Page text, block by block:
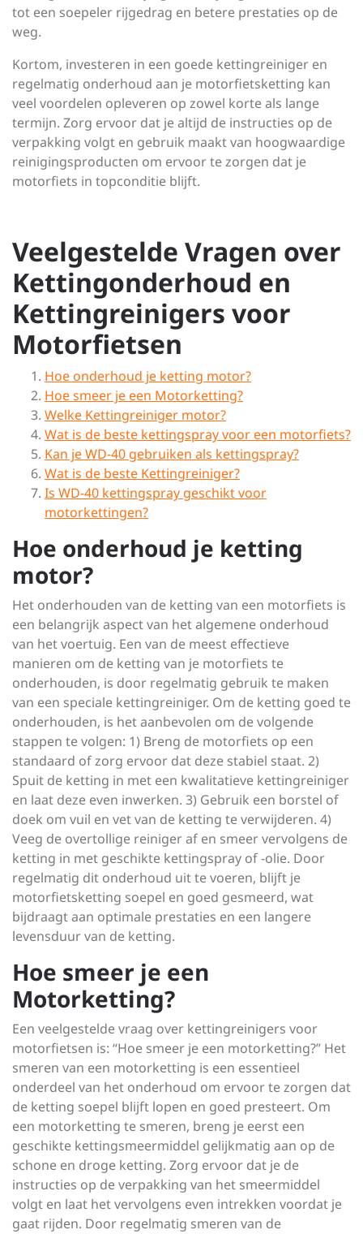
tot een soepeler rijgedrag en betere prestaties op de
weg.
Kortom, investeren in een goede kettingreiniger en
regelmatig onderhoud aan je motorfietsketting kan
veel voordelen opleveren op zowel korte als lange
termijn. Zorg ervoor dat je altijd de instructies op de
verpakking volgt en gebruik maakt van hoogwaardige
reinigingsproducten om ervoor te zorgen dat je
motorfiets in topconditie blijft.
Veelgestelde Vragen over
Kettingonderhoud en
Kettingreinigers voor
Motorfietsen
Hoe onderhoud je ketting motor?
Hoe smeer je een Motorketting?
Welke Kettingreiniger motor?
Wat is de beste kettingspray voor een motorfiets?
Kan je WD-40 gebruiken als kettingspray?
Wat is de beste Kettingreiniger?
Is WD-40 kettingspray geschikt voor
motorkettingen?
Hoe onderhoud je ketting
motor?
Het onderhouden van de ketting van een motorfiets is
een belangrijk aspect van het algemene onderhoud
van het voertuig. Een van de meest effectieve
manieren om de ketting van je motorfiets te
onderhouden, is door regelmatig gebruik te maken
van een speciale kettingreiniger. Om de ketting goed te
onderhouden, is het aanbevolen om de volgende
stappen te volgen: 1) Breng de motorfiets op een
standaard of zorg ervoor dat deze stabiel staat. 2)
Spuit de ketting in met een kwalitatieve kettingreiniger
en laat deze even inwerken. 3) Gebruik een borstel of
doek om vuil en vet van de ketting te verwijderen. 4)
Veeg de overtollige reiniger af en smeer vervolgens de
ketting in met geschikte kettingspray of -olie. Door
regelmatig dit onderhoud uit te voeren, blijft je
motorfietsketting soepel en goed gesmeerd, wat
bijdraagt aan optimale prestaties en een langere
levensduur van de ketting.
Hoe smeer je een
Motorketting?
Een veelgestelde vraag over kettingreinigers voor
motorfietsen is: “Hoe smeer je een motorketting?” Het
smeren van een motorketting is een essentieel
onderdeel van het onderhoud om ervoor te zorgen dat
de ketting soepel blijft lopen en goed presteert. Om
een motorketting te smeren, breng je eerst een
geschikte kettingsmeermiddel gelijkmatig aan op de
schone en droge ketting. Zorg ervoor dat je de
instructies op de verpakking van het smeermiddel
volgt en laat het vervolgens even intrekken voordat je
gaat rijden. Door regelmatig smeren van de